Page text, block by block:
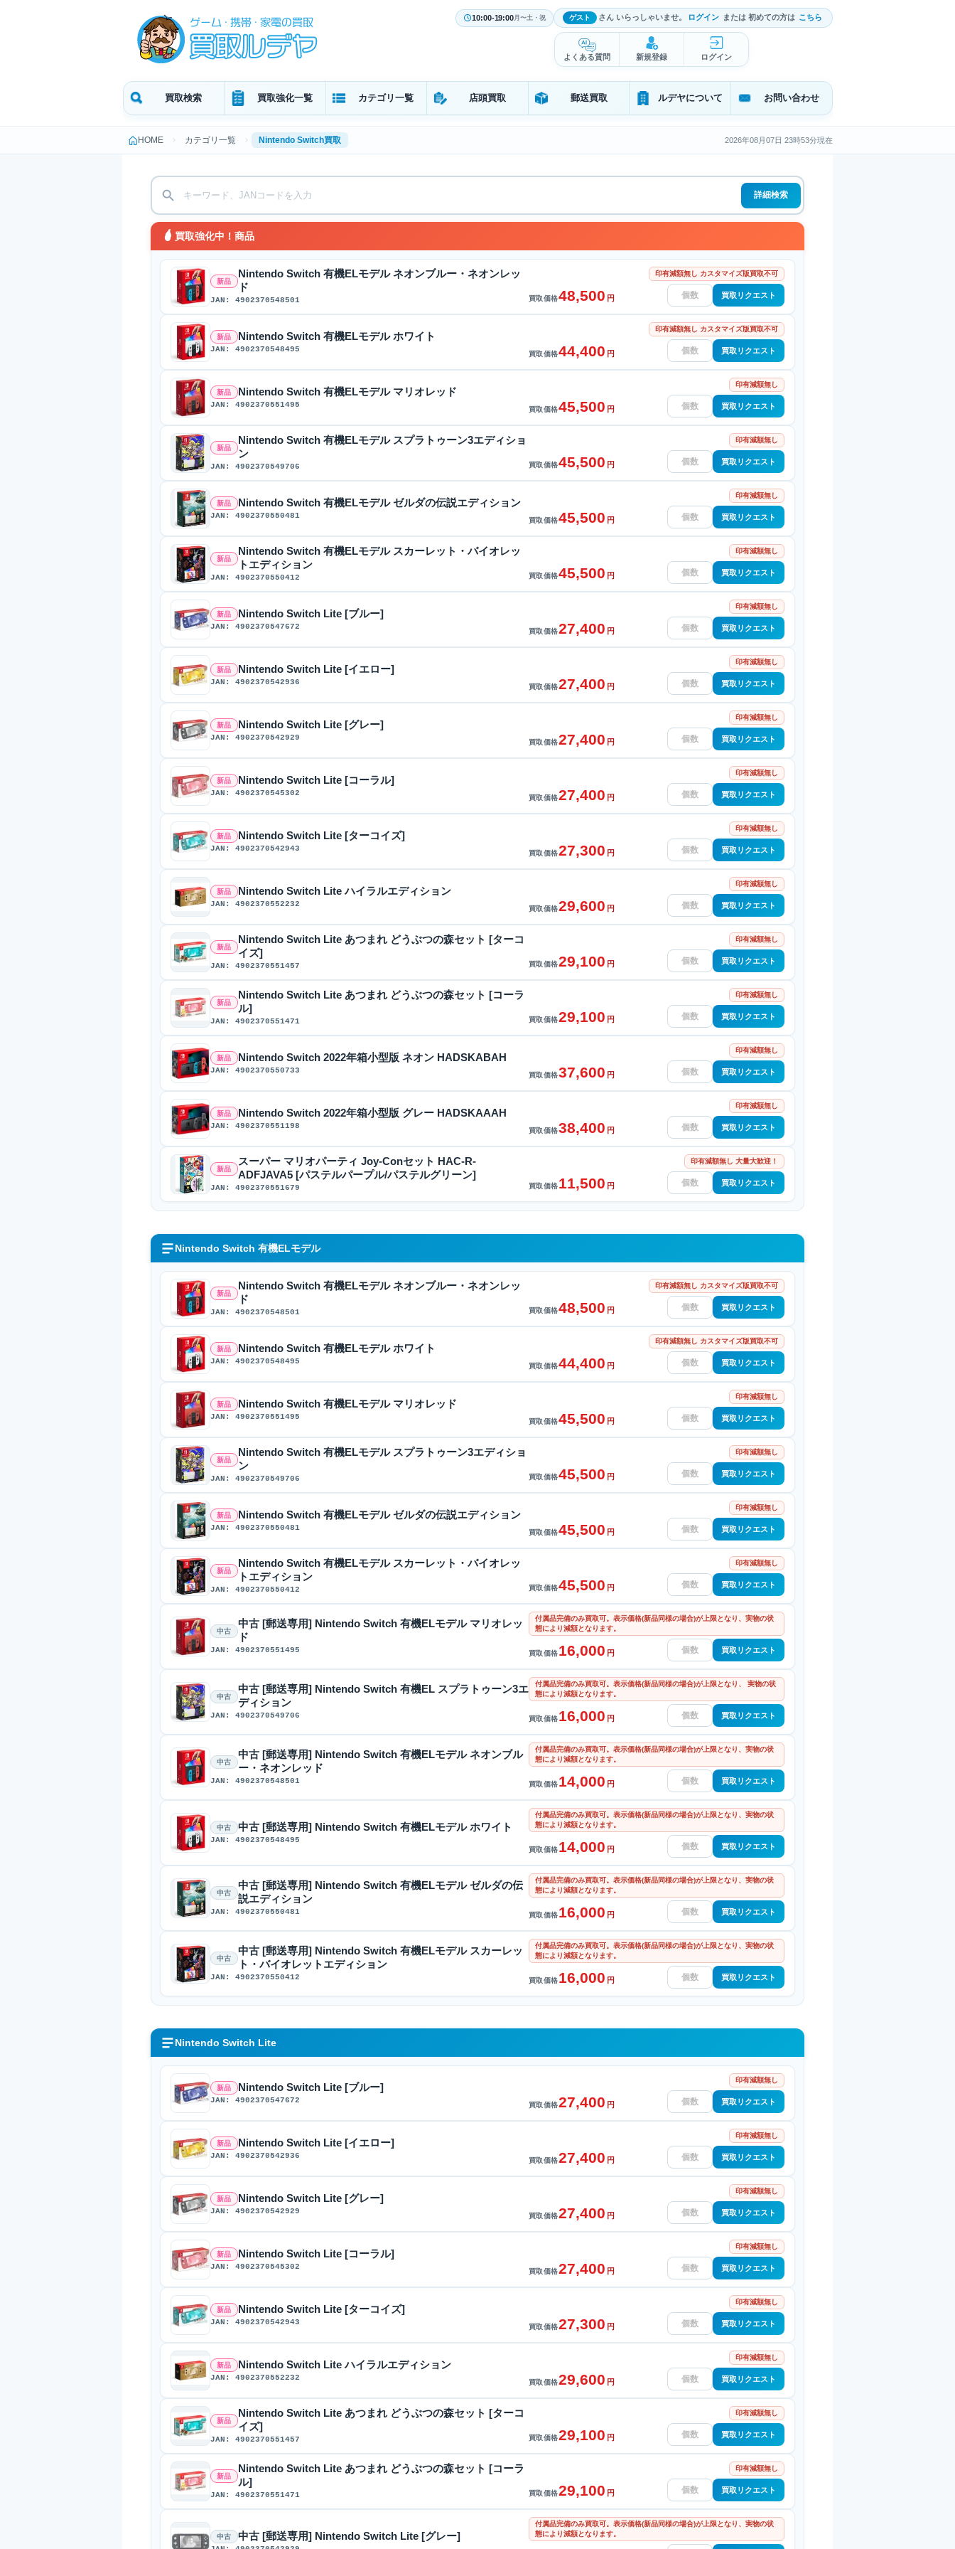
10:00-19:00月〜土・祝 ゲスト さん いらっしゃいませ。 ログイン または 初めての方は こちら
よくある質問 新規登録 ログイン
買取検索 買取強化一覧 カテゴリ一覧 店頭買取 郵送買取 ルデヤについて お問い合わせ
HOME カテゴリ一覧 Nintendo Switch買取 2026年08月07日 23時53分現在
詳細検索
買取強化中！商品
新品
Nintendo Switch 有機ELモデル ネオンブルー・ネオンレッ
ド
JAN: 4902370548501
印有減額無し カスタマイズ版買取不可
買取価格48,500 円 買取リクエスト
新品 Nintendo Switch 有機ELモデル ホワイト
JAN: 4902370548495
印有減額無し カスタマイズ版買取不可
買取価格44,400 円 買取リクエスト
新品 Nintendo Switch 有機ELモデル マリオレッド
JAN: 4902370551495
印有減額無し
買取価格45,500 円 買取リクエスト
新品
Nintendo Switch 有機ELモデル スプラトゥーン3エディショ
ン
JAN: 4902370549706
印有減額無し
買取価格45,500 円 買取リクエスト
新品 Nintendo Switch 有機ELモデル ゼルダの伝説エディション
JAN: 4902370550481
印有減額無し
買取価格45,500 円 買取リクエスト
新品
Nintendo Switch 有機ELモデル スカーレット・バイオレッ
トエディション
JAN: 4902370550412
印有減額無し
買取価格45,500 円 買取リクエスト
新品 Nintendo Switch Lite [ブルー]
JAN: 4902370547672
印有減額無し
買取価格27,400 円 買取リクエスト
新品 Nintendo Switch Lite [イエロー]
JAN: 4902370542936
印有減額無し
買取価格27,400 円 買取リクエスト
新品 Nintendo Switch Lite [グレー]
JAN: 4902370542929
印有減額無し
買取価格27,400 円 買取リクエスト
新品 Nintendo Switch Lite [コーラル]
JAN: 4902370545302
印有減額無し
買取価格27,400 円 買取リクエスト
新品 Nintendo Switch Lite [ターコイズ]
JAN: 4902370542943
印有減額無し
買取価格27,300 円 買取リクエスト
新品 Nintendo Switch Lite ハイラルエディション
JAN: 4902370552232
印有減額無し
買取価格29,600 円 買取リクエスト
新品
Nintendo Switch Lite あつまれ どうぶつの森セット [ターコ
イズ]
JAN: 4902370551457
印有減額無し
買取価格29,100 円 買取リクエスト
新品
Nintendo Switch Lite あつまれ どうぶつの森セット [コーラ
ル]
JAN: 4902370551471
印有減額無し
買取価格29,100 円 買取リクエスト
新品 Nintendo Switch 2022年箱小型版 ネオン HADSKABAH
JAN: 4902370550733
印有減額無し
買取価格37,600 円 買取リクエスト
新品 Nintendo Switch 2022年箱小型版 グレー HADSKAAAH
JAN: 4902370551198
印有減額無し
買取価格38,400 円 買取リクエスト
新品
スーパー マリオパーティ Joy-Conセット HAC-R-
ADFJAVA5 [パステルパープル/パステルグリーン]
JAN: 4902370551679
印有減額無し 大量大歓迎！
買取価格11,500 円 買取リクエスト
Nintendo Switch 有機ELモデル
新品
Nintendo Switch 有機ELモデル ネオンブルー・ネオンレッ
ド
JAN: 4902370548501
印有減額無し カスタマイズ版買取不可
買取価格48,500 円 買取リクエスト
新品 Nintendo Switch 有機ELモデル ホワイト
JAN: 4902370548495
印有減額無し カスタマイズ版買取不可
買取価格44,400 円 買取リクエスト
新品 Nintendo Switch 有機ELモデル マリオレッド
JAN: 4902370551495
印有減額無し
買取価格45,500 円 買取リクエスト
新品
Nintendo Switch 有機ELモデル スプラトゥーン3エディショ
ン
JAN: 4902370549706
印有減額無し
買取価格45,500 円 買取リクエスト
新品 Nintendo Switch 有機ELモデル ゼルダの伝説エディション
JAN: 4902370550481
印有減額無し
買取価格45,500 円 買取リクエスト
新品
Nintendo Switch 有機ELモデル スカーレット・バイオレッ
トエディション
JAN: 4902370550412
印有減額無し
買取価格45,500 円 買取リクエスト
中古
中古 [郵送専用] Nintendo Switch 有機ELモデル マリオレッ
ド
JAN: 4902370551495
付属品完備のみ買取可。表示価格(新品同様の場合)が上限となり、実物の状
態により減額となります。
買取価格16,000 円 買取リクエスト
中古
中古 [郵送専用] Nintendo Switch 有機EL スプラトゥーン3エ
ディション
JAN: 4902370549706
付属品完備のみ買取可。表示価格(新品同様の場合)が上限となり、 実物の状
態により減額となります。
買取価格16,000 円 買取リクエスト
中古
中古 [郵送専用] Nintendo Switch 有機ELモデル ネオンブル
ー・ネオンレッド
JAN: 4902370548501
付属品完備のみ買取可。表示価格(新品同様の場合)が上限となり、実物の状
態により減額となります。
買取価格14,000 円 買取リクエスト
中古 中古 [郵送専用] Nintendo Switch 有機ELモデル ホワイト
JAN: 4902370548495
付属品完備のみ買取可。表示価格(新品同様の場合)が上限となり、実物の状
態により減額となります。
買取価格14,000 円 買取リクエスト
中古
中古 [郵送専用] Nintendo Switch 有機ELモデル ゼルダの伝
説エディション
JAN: 4902370550481
付属品完備のみ買取可。表示価格(新品同様の場合)が上限となり、実物の状
態により減額となります。
買取価格16,000 円 買取リクエスト
中古
中古 [郵送専用] Nintendo Switch 有機ELモデル スカーレッ
ト・バイオレットエディション
JAN: 4902370550412
付属品完備のみ買取可。表示価格(新品同様の場合)が上限となり、実物の状
態により減額となります。
買取価格16,000 円 買取リクエスト
Nintendo Switch Lite
新品 Nintendo Switch Lite [ブルー]
JAN: 4902370547672
印有減額無し
買取価格27,400 円 買取リクエスト
新品 Nintendo Switch Lite [イエロー]
JAN: 4902370542936
印有減額無し
買取価格27,400 円 買取リクエスト
新品 Nintendo Switch Lite [グレー]
JAN: 4902370542929
印有減額無し
買取価格27,400 円 買取リクエスト
新品 Nintendo Switch Lite [コーラル]
JAN: 4902370545302
印有減額無し
買取価格27,400 円 買取リクエスト
新品 Nintendo Switch Lite [ターコイズ]
JAN: 4902370542943
印有減額無し
買取価格27,300 円 買取リクエスト
新品 Nintendo Switch Lite ハイラルエディション
JAN: 4902370552232
印有減額無し
買取価格29,600 円 買取リクエスト
新品
Nintendo Switch Lite あつまれ どうぶつの森セット [ターコ
イズ]
JAN: 4902370551457
印有減額無し
買取価格29,100 円 買取リクエスト
新品
Nintendo Switch Lite あつまれ どうぶつの森セット [コーラ
ル]
JAN: 4902370551471
印有減額無し
買取価格29,100 円 買取リクエスト
中古 中古 [郵送専用] Nintendo Switch Lite [グレー]
付属品完備のみ買取可。表示価格(新品同様の場合)が上限となり、実物の状
態により減額となります。